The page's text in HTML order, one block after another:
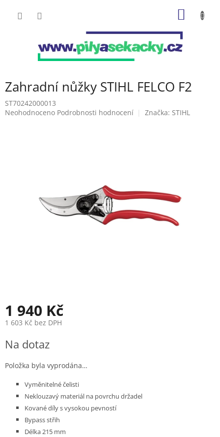
Zahradní nůžky STIHL FELCO F2
ST70242000013
Průměrné
Neohodnoceno Podrobnosti hodnocení Značka: STIHL
1 940 Kč
1 603 Kč bez DPH
cena:
Na dotaz
Položka byla vyprodána…
Vyměnitelné čelisti
Neklouzavý materiál na povrchu držadel
Kované díly s vysokou pevností
Bypass střih
Délka 215 mm